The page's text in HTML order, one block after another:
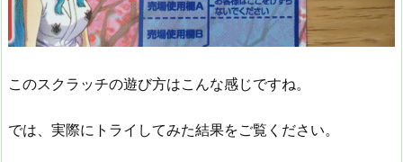
このスクラッチの遊び方はこんな感じですね。
では、実際にトライしてみた結果をご覧ください。